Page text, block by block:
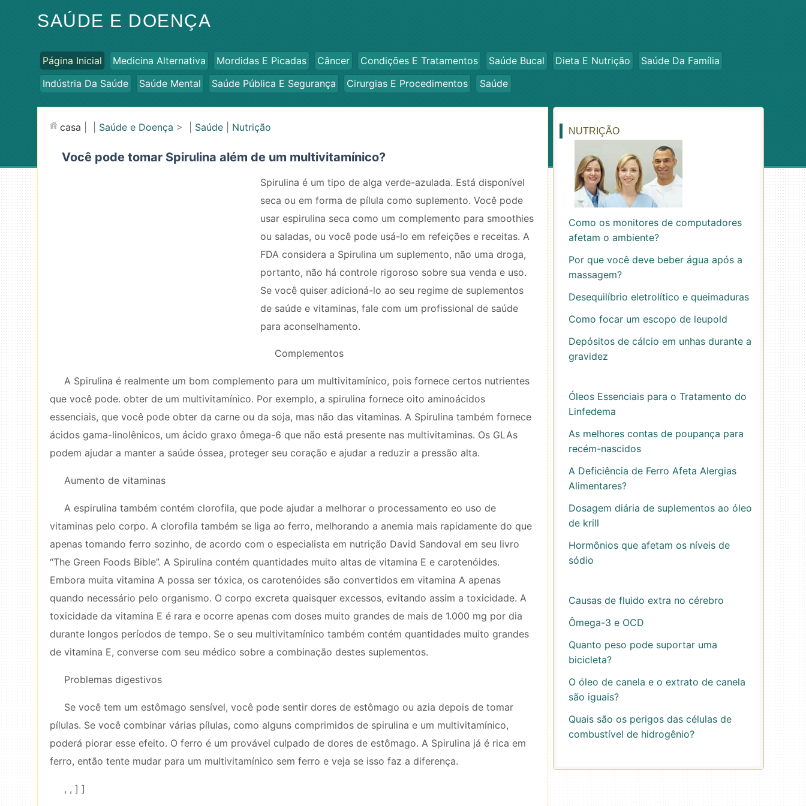
SAÚDE E DOENÇA
Página Inicial Medicina Alternativa Mordidas E Picadas Câncer Condições E Tratamentos Saúde Bucal Dieta E Nutrição
Saúde Da Família
Indústria Da Saúde
Saúde Mental Saúde Pública E Segurança Cirurgias E Procedimentos Saúde
casa Saúde e Doença > | Saúde Nutrição
Você pode tomar Spirulina além de um multivitamínico?
Spirulina é um tipo de alga verde-azulada. Está disponível
seca ou em forma de pílula como suplemento. Você pode
usar espirulina seca como um complemento para smoothies
ou saladas, ou você pode usá-lo em refeições e receitas. A
FDA considera a Spirulina um suplemento, não uma droga,
portanto, não há controle rigoroso sobre sua venda e uso.
Se você quiser adicioná-lo ao seu regime de suplementos
de saúde e vitaminas, fale com um profissional de saúde
para aconselhamento.
Complementos
A Spirulina é realmente um bom complemento para um multivitamínico, pois fornece certos nutrientes
que você pode. obter de um multivitamínico. Por exemplo, a spirulina fornece oito aminoácidos
essenciais, que você pode obter da carne ou da soja, mas não das vitaminas. A Spirulina também fornece
ácidos gama-linolênicos, um ácido graxo ômega-6 que não está presente nas multivitaminas. Os GLAs
podem ajudar a manter a saúde óssea, proteger seu coração e ajudar a reduzir a pressão alta.
Aumento de vitaminas
A espirulina também contém clorofila, que pode ajudar a melhorar o processamento eo uso de
vitaminas pelo corpo. A clorofila também se liga ao ferro, melhorando a anemia mais rapidamente do que
apenas tomando ferro sozinho, de acordo com o especialista em nutrição David Sandoval em seu livro
“The Green Foods Bible”. A Spirulina contém quantidades muito altas de vitamina E e carotenóides.
Embora muita vitamina A possa ser tóxica, os carotenóides são convertidos em vitamina A apenas
quando necessário pelo organismo. O corpo excreta quaisquer excessos, evitando assim a toxicidade. A
toxicidade da vitamina E é rara e ocorre apenas com doses muito grandes de mais de 1.000 mg por dia
durante longos períodos de tempo. Se o seu multivitamínico também contém quantidades muito grandes
de vitamina E, converse com seu médico sobre a combinação destes suplementos.
Problemas digestivos
Se você tem um estômago sensível, você pode sentir dores de estômago ou azia depois de tomar
pílulas. Se você combinar várias pílulas, como alguns comprimidos de spirulina e um multivitamínico,
poderá piorar esse efeito. O ferro é um provável culpado de dores de estômago. A Spirulina já é rica em
ferro, então tente mudar para um multivitamínico sem ferro e veja se isso faz a diferença.
, , ] ]
NUTRIÇÃO
Como os monitores de computadores
afetam o ambiente?
Por que você deve beber água após a
massagem?
Desequilíbrio eletrolítico e queimaduras
Como focar um escopo de leupold
Depósitos de cálcio em unhas durante a
gravidez
Óleos Essenciais para o Tratamento do
Linfedema
As melhores contas de poupança para
recém-nascidos
A Deficiência de Ferro Afeta Alergias
Alimentares?
Dosagem diária de suplementos ao óleo
de krill
Hormônios que afetam os níveis de
sódio
Causas de fluido extra no cérebro
Ômega-3 e OCD
Quanto peso pode suportar uma
bicicleta?
O óleo de canela e o extrato de canela
são iguais?
Quais são os perigos das células de
combustível de hidrogênio?